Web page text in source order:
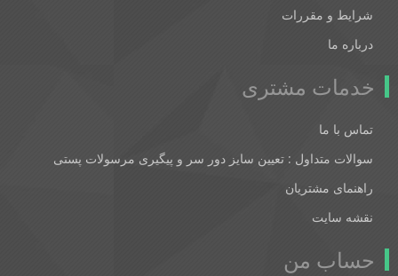
شرایط و مقررات
درباره ما
خدمات مشتری
تماس با ما
سوالات متداول : تعیین سایز دور سر و پیگیری مرسولات پستی
راهنمای مشتریان
نقشه سایت
حساب من